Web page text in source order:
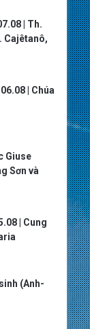
| Th.
Cajêtanô,
| Chúa
Giuse
Sơn và
| Cung
(Anh-